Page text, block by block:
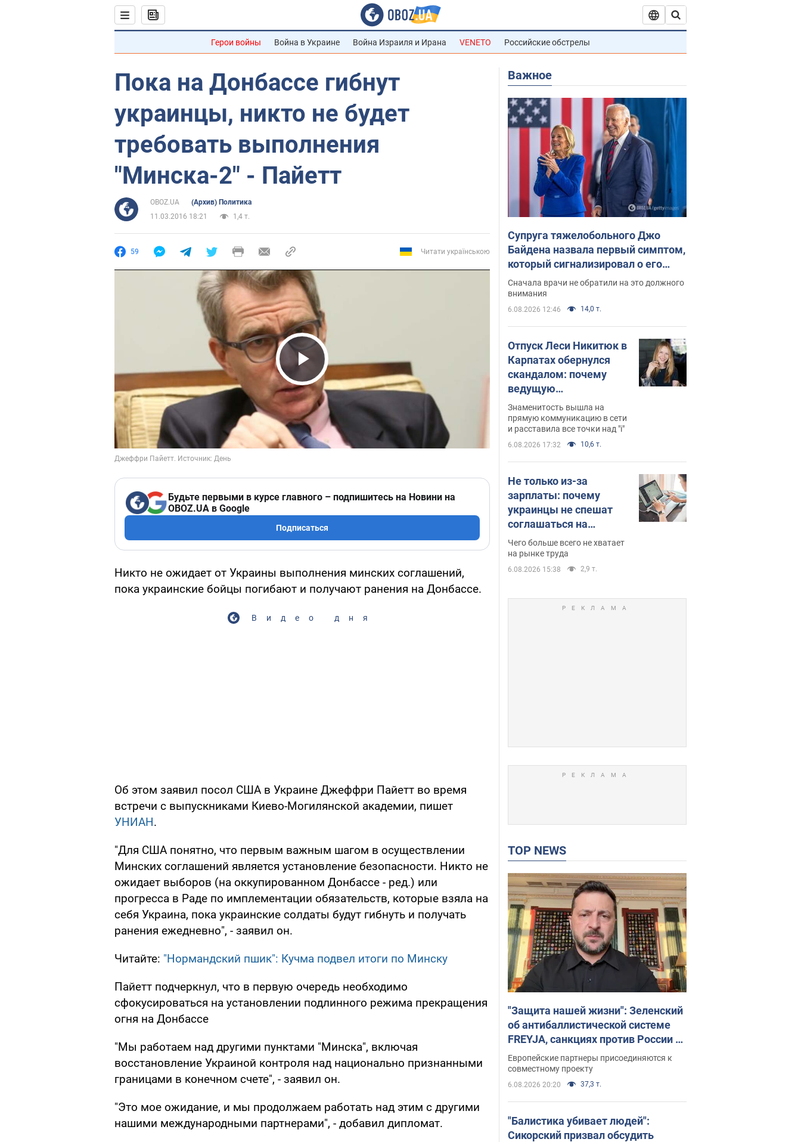
Герои войны Война в Украине Война Израиля и Ирана VENETO Российские обстрелы
Пока на Донбассе гибнут
украинцы, никто не будет
требовать выполнения
"Минска-2" - Пайетт
OBOZ.UA
(Архив) Политика
11.03.2016 18:21
1,4 т.
59 Читати українською
Play Video
Будьте первыми в курсе главного – подпишитесь на Новини на
OBOZ.UA в Google
Подписаться
Никто не ожидает от Украины выполнения минских соглашений,
пока украинские бойцы погибают и получают ранения на Донбассе.
Видео дня
Об этом заявил посол США в Украине Джеффри Пайетт во время
встречи с выпускниками Киево-Могилянской академии, пишет
УНИАН.
"Для США понятно, что первым важным шагом в осуществлении
Минских соглашений является установление безопасности. Никто не
ожидает выборов (на оккупированном Донбассе - ред.) или
прогресса в Раде по имплементации обязательств, которые взяла на
себя Украина, пока украинские солдаты будут гибнуть и получать
ранения ежедневно", - заявил он.
Читайте: "Нормандский пшик": Кучма подвел итоги по Минску
Пайетт подчеркнул, что в первую очередь необходимо
сфокусироваться на установлении подлинного режима прекращения
огня на Донбассе
"Мы работаем над другими пунктами "Минска", включая
восстановление Украиной контроля над национально признанными
границами в конечном счете", - заявил он.
"Это мое ожидание, и мы продолжаем работать над этим с другими
нашими международными партнерами", - добавил дипломат.
Важное
Супруга тяжелобольного Джо
Байдена назвала первый симптом,
который сигнализировал о его
"агрессивном" раке
Сначала врачи не обратили на это должного
внимания
6.08.2026 12:46 14,0 т.
Отпуск Леси Никитюк в
Карпатах обернулся
скандалом: почему
ведущую
несправедливо
захейтили
Знаменитость вышла на
прямую коммуникацию в сети
и расставила все точки над "i"
6.08.2026 17:32 10,6 т.
Не только из-за
зарплаты: почему
украинцы не спешат
соглашаться на
вакансии
Чего больше всего не хватает
на рынке труда
6.08.2026 15:38 2,9 т.
TOP NEWS
"Защита нашей жизни": Зеленский
об антибаллистической системе
FREYJA, санкциях против России и
поддержке аграриев. Видео
Европейские партнеры присоединяются к
совместному проекту
6.08.2026 20:20 37,3 т.
"Балистика убивает людей":
Сикорский призвал обсудить